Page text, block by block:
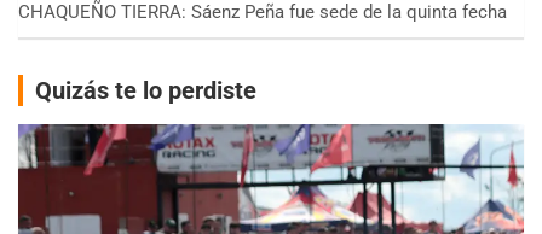
CHAQUEÑO TIERRA: Sáenz Peña fue sede de la quinta fecha
Quizás te lo perdiste